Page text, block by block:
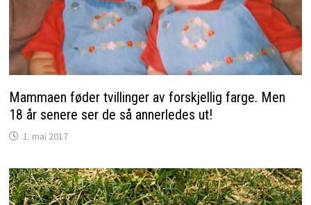
Mammaen føder tvillinger av forskjellig farge. Men
18 år senere ser de så annerledes ut!
1. mai 2017